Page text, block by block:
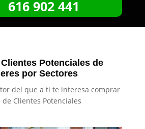
616 902 441
Potenciales de
por Sectores
del que a ti te interesa comprar
de Clientes Potenciales